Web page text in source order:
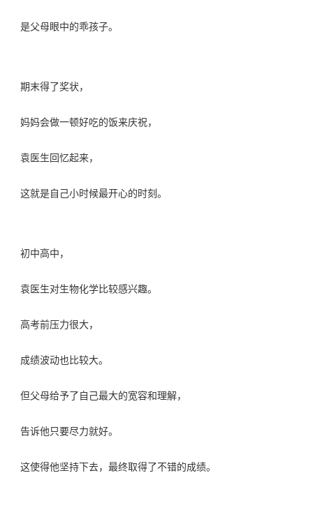
是父母眼中的乖孩子。
期末得了奖状，
妈妈会做一顿好吃的饭来庆祝，
袁医生回忆起来，
这就是自己小时候最开心的时刻。
初中高中，
袁医生对生物化学比较感兴趣。
高考前压力很大，
成绩波动也比较大。
但父母给予了自己最大的宽容和理解，
告诉他只要尽力就好。
这使得他坚持下去，最终取得了不错的成绩。